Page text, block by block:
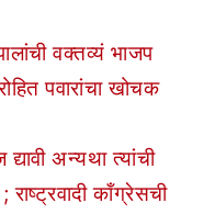
वक्तव्यं भाजप
पवारांचा खोचक
अन्यथा त्यांची
राष्ट्रवादी काँग्रेसची